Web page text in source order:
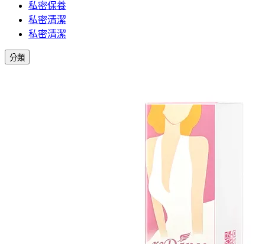
私密保養
私密清潔
私密清潔
分類